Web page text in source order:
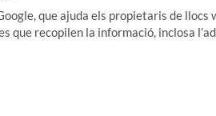
que ajuda els propietaris de llocs
recopilen la informació, inclosa